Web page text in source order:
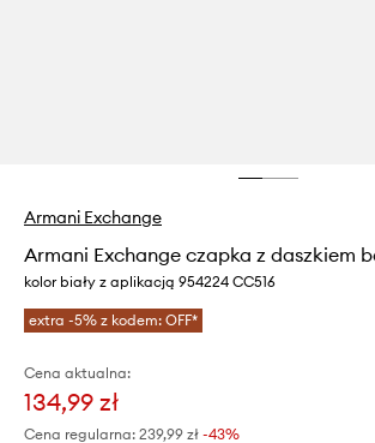
Armani Exchange
Armani Exchange czapka z daszkiem
kolor biały z aplikacją 954224 CC516
extra -5% z kodem: OFF*
Cena aktualna:
134,99 zł
Cena regularna: 239,99 zł -43%